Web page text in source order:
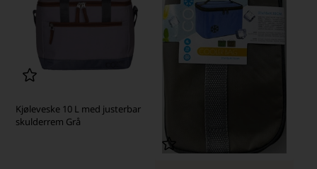
Kjøleveske 10 L med justerbar
skulderrem Grå